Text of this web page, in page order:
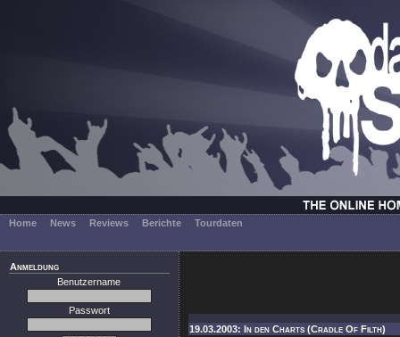
Home News Reviews Berichte Tourdaten
Anmeldung
Benutzername
Passwort
19.03.2003: In den Charts (Cradle Of Filth)